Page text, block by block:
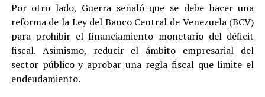
Por otro lado, Guerra señaló que se debe hacer una
reforma de la Ley del Banco Central de Venezuela (BCV)
para prohibir el financiamiento monetario del déficit
fiscal. Asimismo, reducir el ámbito empresarial del
sector público y aprobar una regla fiscal que limite el
endeudamiento.